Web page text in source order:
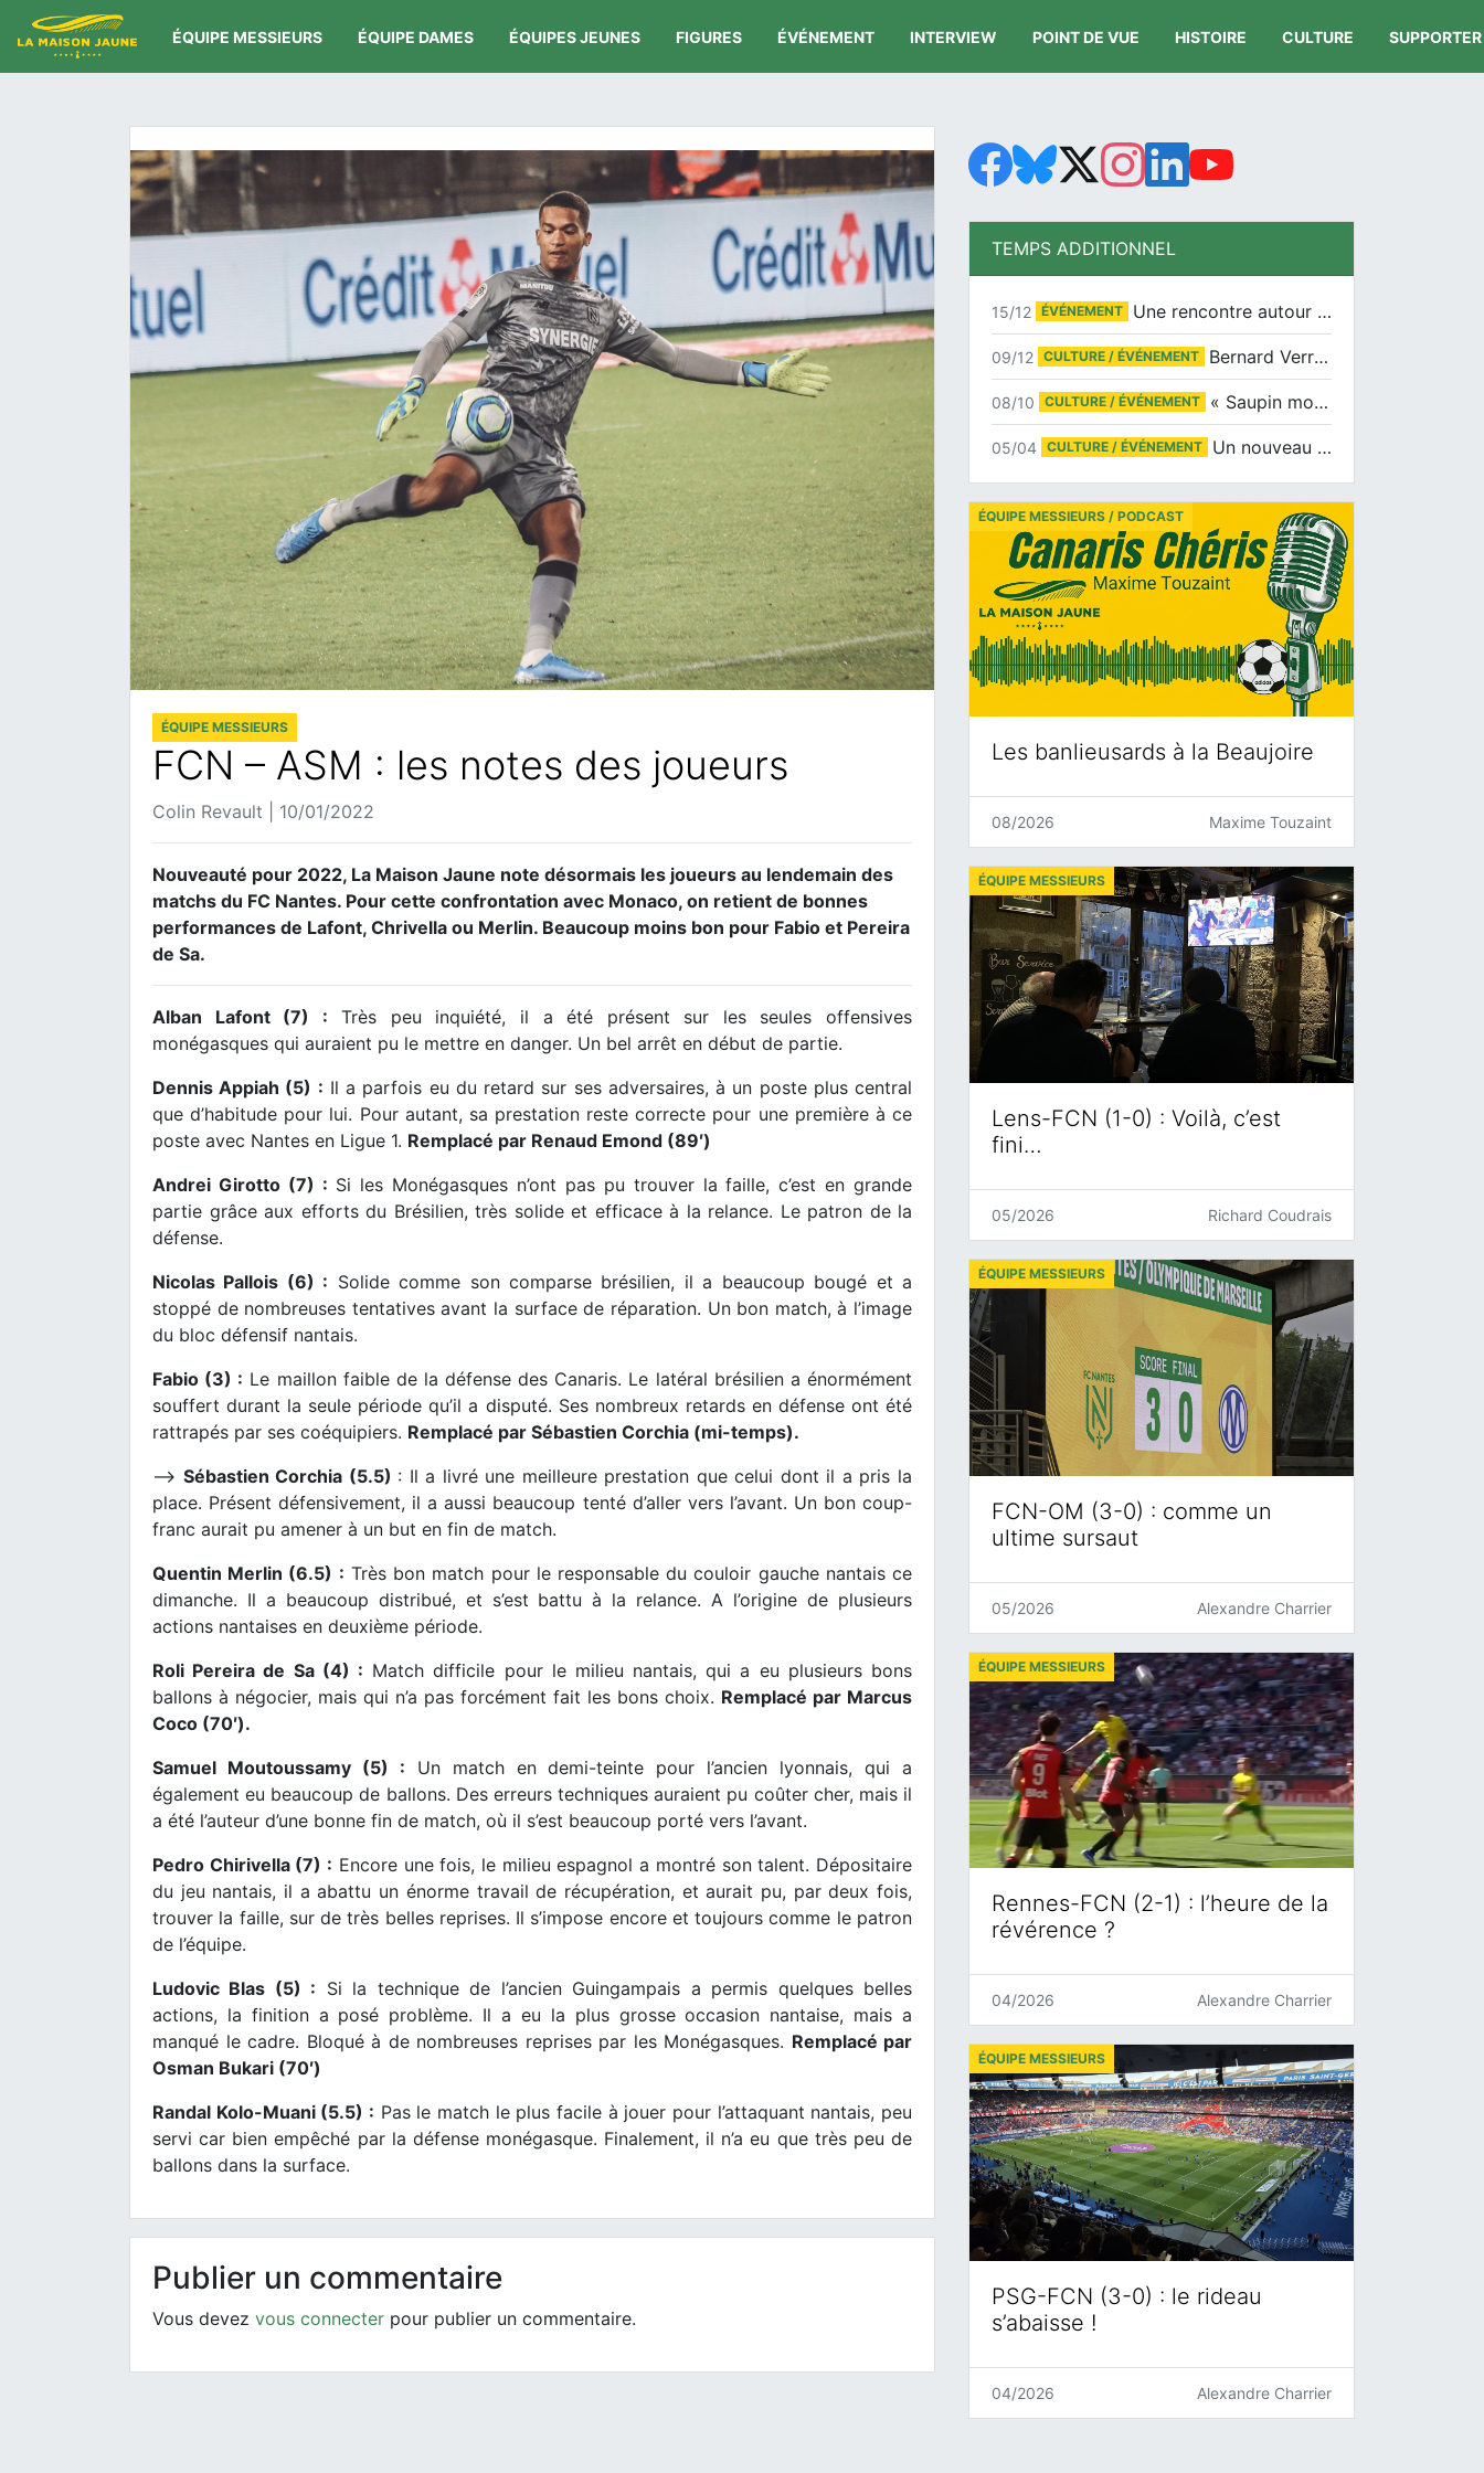
ÉQUIPE MESSIEURS ÉQUIPE DAMES ÉQUIPES JEUNES FIGURES ÉVÉNEMENT INTERVIEW POINT DE VUE HISTOIRE CULTURE SUPPORTER
ÉQUIPE MESSIEURS
FCN – ASM : les notes des joueurs
Colin Revault | 10/01/2022
Nouveauté pour 2022, La Maison Jaune note désormais les joueurs au lendemain des
matchs du FC Nantes. Pour cette confrontation avec Monaco, on retient de bonnes
performances de Lafont, Chrivella ou Merlin. Beaucoup moins bon pour Fabio et Pereira
de Sa.
Alban Lafont (7) : Très peu inquiété, il a été présent sur les seules offensives
monégasques qui auraient pu le mettre en danger. Un bel arrêt en début de partie.
Dennis Appiah (5) : Il a parfois eu du retard sur ses adversaires, à un poste plus central
que d’habitude pour lui. Pour autant, sa prestation reste correcte pour une première à ce
poste avec Nantes en Ligue 1. Remplacé par Renaud Emond (89′)
Andrei Girotto (7) : Si les Monégasques n’ont pas pu trouver la faille, c’est en grande
partie grâce aux efforts du Brésilien, très solide et efficace à la relance. Le patron de la
défense.
Nicolas Pallois (6) : Solide comme son comparse brésilien, il a beaucoup bougé et a
stoppé de nombreuses tentatives avant la surface de réparation. Un bon match, à l’image
du bloc défensif nantais.
Fabio (3) : Le maillon faible de la défense des Canaris. Le latéral brésilien a énormément
souffert durant la seule période qu’il a disputé. Ses nombreux retards en défense ont été
rattrapés par ses coéquipiers. Remplacé par Sébastien Corchia (mi-temps).
–> Sébastien Corchia (5.5) : Il a livré une meilleure prestation que celui dont il a pris la
place. Présent défensivement, il a aussi beaucoup tenté d’aller vers l’avant. Un bon coup-
franc aurait pu amener à un but en fin de match.
Quentin Merlin (6.5) : Très bon match pour le responsable du couloir gauche nantais ce
dimanche. Il a beaucoup distribué, et s’est battu à la relance. A l’origine de plusieurs
actions nantaises en deuxième période.
Roli Pereira de Sa (4) : Match difficile pour le milieu nantais, qui a eu plusieurs bons
ballons à négocier, mais qui n’a pas forcément fait les bons choix. Remplacé par Marcus
Coco (70′).
Samuel Moutoussamy (5) : Un match en demi-teinte pour l’ancien lyonnais, qui a
également eu beaucoup de ballons. Des erreurs techniques auraient pu coûter cher, mais il
a été l’auteur d’une bonne fin de match, où il s’est beaucoup porté vers l’avant.
Pedro Chirivella (7) : Encore une fois, le milieu espagnol a montré son talent. Dépositaire
du jeu nantais, il a abattu un énorme travail de récupération, et aurait pu, par deux fois,
trouver la faille, sur de très belles reprises. Il s’impose encore et toujours comme le patron
de l’équipe.
Ludovic Blas (5) : Si la technique de l’ancien Guingampais a permis quelques belles
actions, la finition a posé problème. Il a eu la plus grosse occasion nantaise, mais a
manqué le cadre. Bloqué à de nombreuses reprises par les Monégasques. Remplacé par
Osman Bukari (70′)
Randal Kolo-Muani (5.5) : Pas le match le plus facile à jouer pour l’attaquant nantais, peu
servi car bien empêché par la défense monégasque. Finalement, il n’a eu que très peu de
ballons dans la surface.
Publier un commentaire
Vous devez vous connecter pour publier un commentaire.
TEMPS ADDITIONNEL
15/12 ÉVÉNEMENT Une rencontre autour de Jean-Claude Suaudeau
09/12 CULTURE / ÉVÉNEMENT Bernard Verret en dédicaces le samedi 13 décembre à l’Espace Culturel Atlantis
08/10 CULTURE / ÉVÉNEMENT « Saupin mon amour » au salon du livre de Trentemoult
05/04 CULTURE / ÉVÉNEMENT Un nouveau tirage pour le Docu-BD
Les banlieusards à la Beaujoire
ÉQUIPE MESSIEURS / PODCAST
08/2026 Maxime Touzaint
Lens-FCN (1-0) : Voilà, c’est
fini…
ÉQUIPE MESSIEURS
05/2026 Richard Coudrais
FCN-OM (3-0) : comme un
ultime sursaut
ÉQUIPE MESSIEURS
05/2026 Alexandre Charrier
Rennes-FCN (2-1) : l’heure de la
révérence ?
ÉQUIPE MESSIEURS
04/2026 Alexandre Charrier
PSG-FCN (3-0) : le rideau
s’abaisse !
ÉQUIPE MESSIEURS
04/2026 Alexandre Charrier